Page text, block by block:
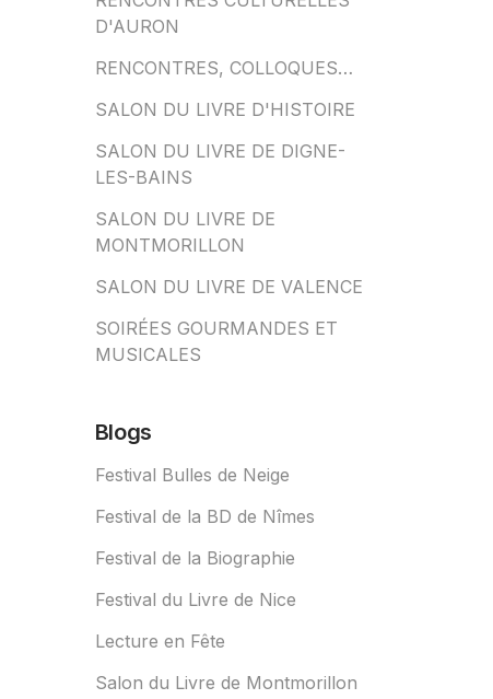
D'AURON
RENCONTRES, COLLOQUES…
SALON DU LIVRE D'HISTOIRE
SALON DU LIVRE DE DIGNE-
LES-BAINS
SALON DU LIVRE DE
MONTMORILLON
SALON DU LIVRE DE VALENCE
SOIRÉES GOURMANDES ET
MUSICALES
Blogs
Festival Bulles de Neige
Festival de la BD de Nîmes
Festival de la Biographie
Festival du Livre de Nice
Lecture en Fête
Salon du Livre de Montmorillon